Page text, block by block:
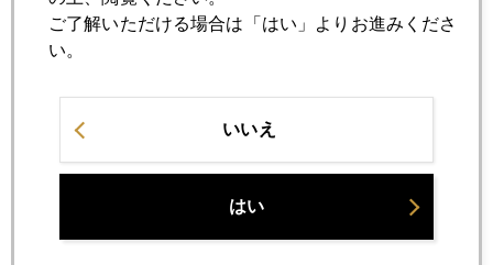
2023年06月23日
パウエル氏議会証言の顛末、逆イールドが加速
ご了解いただける場合は「はい」よりお進みくださ
い。
いいえ
はい